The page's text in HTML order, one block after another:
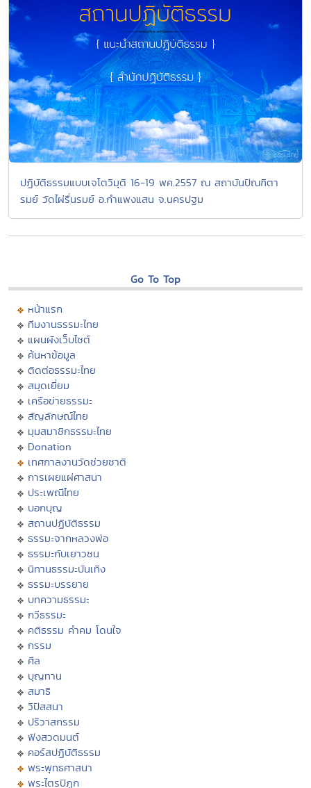
ปฏิบัติธรรมแบบเจโตวิมุติ 16-19 พค.2557 ณ สถาบันปัณฑิตา
รมย์ วัดไผ่รื่นรมย์ อ.กำแพงแสน จ.นครปฐม
Go To Top
หน้าแรก
ทีมงานธรรมะไทย
แผนผังเว็บไซต์
ค้นหาข้อมูล
ติดต่อธรรมะไทย
สมุดเยี่ยม
เครือข่ายธรรมะ
สัญลักษณ์ไทย
มุมสมาชิกธรรมะไทย
Donation
เทศกาลงานวัดช่วยชาติ
การเผยแผ่ศาสนา
ประเพณีไทย
บอกบุญ
สถานปฏิบัติธรรม
ธรรมะจากหลวงพ่อ
ธรรมะกับเยาวชน
นิทานธรรมะบันเทิง
ธรรมะบรรยาย
บทความธรรมะ
กวีธรรมะ
คติธรรม คำคม โดนใจ
กรรม
ศีล
บุญทาน
สมาธิ
วิปัสสนา
ปริวาสกรรม
ฟังสวดมนต์
คอร์สปฏิบัติธรรม
พระพุทธศาสนา
พระไตรปิฏก